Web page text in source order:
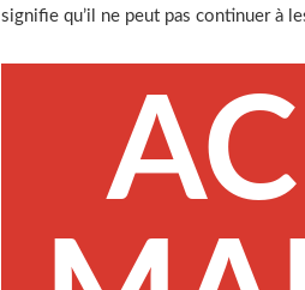
signifie qu’il ne peut pas continuer à